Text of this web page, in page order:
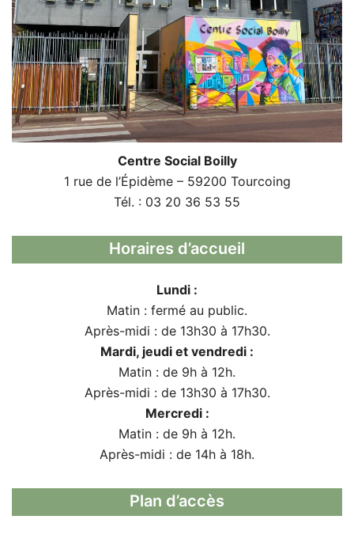
Centre Social Boilly
1 rue de l’Épidème – 59200 Tourcoing
Tél. : 03 20 36 53 55
Horaires d’accueil
Lundi :
Matin : fermé au public.
Après-midi : de 13h30 à 17h30.
Mardi, jeudi et vendredi :
Matin : de 9h à 12h.
Après-midi : de 13h30 à 17h30.
Mercredi :
Matin : de 9h à 12h.
Après-midi : de 14h à 18h.
Plan d’accès